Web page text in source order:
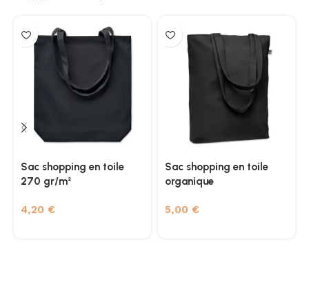
Sac shopping en toile
270 gr/m²
4,20 €
Sac shopping en toile
organique
5,00 €